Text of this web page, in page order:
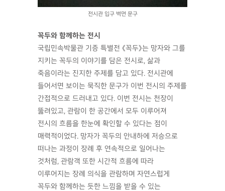
전시관 입구 벽면 문구
꼭두와 함께하는 전시
국립민속박물관 기증 특별전 《꼭두》는 망자와 그를
지키는 꼭두의 이야기를 담은 전시로, 삶과
죽음이라는 진지한 주제를 담고 있다. 전시관에
들어서면 보이는 묵직한 문구가 이번 전시의 주제를
간접적으로 드러내고 있다. 이번 전시는 천장이
뚫려있고, 관람이 한 공간에서 모두 이루어져
전시의 흐름을 한눈에 확인할 수 있다는 점이
매력적이었다. 망자가 꼭두의 안내하에 저승으로
떠나는 과정이 장례 후 연속적으로 일어나는
것처럼, 관람객 또한 시간적 흐름에 따라
이루어지는 장례 의식을 관람하며 자연스럽게
꼭두와 함께하는 듯한 느낌을 받을 수 있는